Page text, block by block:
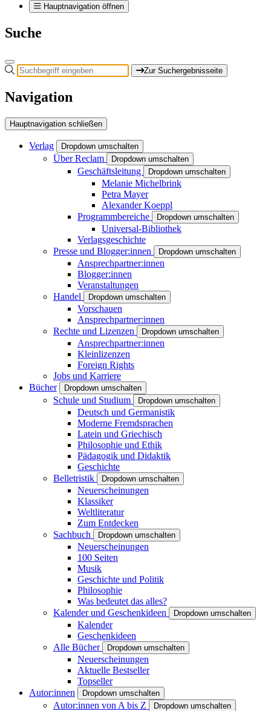
Hauptnavigation öffnen
Suche
Zur Suchergebnisseite
Navigation
Hauptnavigation schließen
Verlag Dropdown umschalten
Über Reclam Dropdown umschalten
Geschäftsleitung Dropdown umschalten
Melanie Michelbrink
Petra Mayer
Alexander Koeppl
Programmbereiche
Dropdown umschalten
Universal-Bibliothek
Verlagsgeschichte
Presse und Blogger:innen
Dropdown umschalten
Ansprechpartner:innen
Blogger:innen
Veranstaltungen
Handel
Dropdown umschalten
Vorschauen
Ansprechpartner:innen
Rechte und Lizenzen
Dropdown umschalten
Ansprechpartner:innen
Kleinlizenzen
Foreign Rights
Jobs und Karriere
Bücher
Dropdown umschalten
Schule und Studium Dropdown umschalten
Deutsch und Germanistik
Moderne Fremdsprachen
Latein und Griechisch
Philosophie und Ethik
Pädagogik und Didaktik
Geschichte
Belletristik
Dropdown umschalten
Neuerscheinungen
Klassiker
Weltliteratur
Zum Entdecken
Sachbuch
Dropdown umschalten
Neuerscheinungen
100 Seiten
Musik
Geschichte und Politik
Philosophie
Was bedeutet das alles?
Kalender und Geschenkideen
Dropdown umschalten
Kalender
Geschenkideen
Alle Bücher
Dropdown umschalten
Neuerscheinungen
Aktuelle Bestseller
Topseller
Autor:innen
Dropdown umschalten
Autor:innen von A bis Z Dropdown umschalten